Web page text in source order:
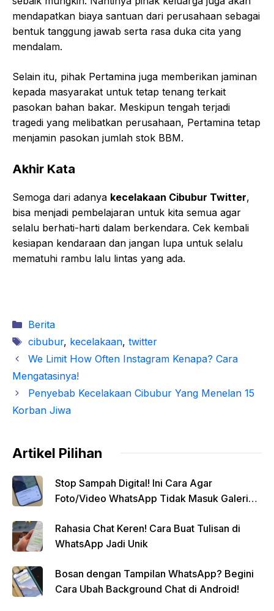
mendapatkan biaya santuan dari perusahaan sebagai
bentuk tanggung jawab serta rasa duka cita yang
mendalam.
Selain itu, pihak Pertamina juga memberikan jaminan
kepada masyarakat untuk tetap tenang terkait
pasokan bahan bakar. Meskipun tengah terjadi
tragedi yang melibatkan perusahaan, Pertamina tetap
menjamin pasokan jumlah stok BBM.
Akhir Kata
Semoga dari adanya kecelakaan Cibubur Twitter,
bisa menjadi pembelajaran untuk kita semua agar
selalu berhati-harti dalam berkendara. Cek kembali
kesiapan kendaraan dan jangan lupa untuk selalu
mematuhi rambu lalu lintas yang ada.
Kategori
Berita
Tag
cibubur, kecelakaan, twitter
We Limit How Often Instagram Kenapa? Cara
Mengatasinya!
Penyebab Kecelakaan Cibubur Yang Menelan 15
Korban Jiwa
Artikel Pilihan
Stop Sampah Digital! Ini Cara Agar
Foto/Video WhatsApp Tidak Masuk Galeri
Rahasia Chat Keren! Cara Buat Tulisan di
WhatsApp Jadi Unik
Bosan dengan Tampilan WhatsApp? Begini
Cara Ubah Background Chat di Android!